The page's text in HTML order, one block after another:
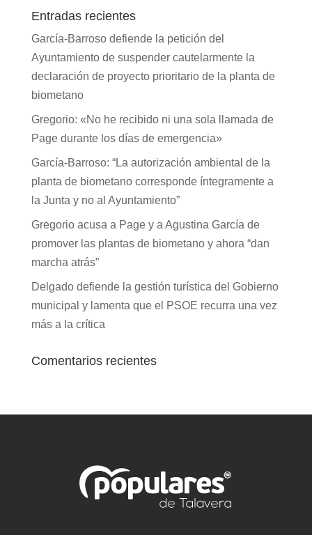
Entradas recientes
García-Barroso defiende la petición del
Ayuntamiento de suspender cautelarmente la
declaración de proyecto prioritario de la planta de
biometano
Gregorio: «No he recibido ni una sola llamada de
Page durante los días de emergencia»
García-Barroso: “La autorización ambiental de la
planta de biometano corresponde íntegramente a
la Junta y no al Ayuntamiento”
Gregorio acusa a Page y a Agustina García de
promover las plantas de biometano y ahora “dan
marcha atrás”
Delgado defiende la gestión turística del Gobierno
municipal y lamenta que el PSOE recurra una vez
más a la crítica
Comentarios recientes